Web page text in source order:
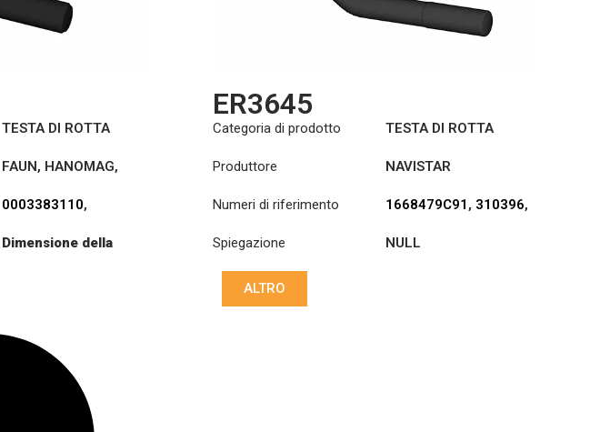
TESTA DI ROTTA
FAUN, HANOMAG,
0003383110,
8408382,
Dimensione della
40,5/45
Lunghezza: (mm):
ER3645
Categoria di prodotto TESTA DI ROTTA
Produttore NAVISTAR
Numeri di riferimento 1668479C91 , 310396,
ES3031L
Spiegazione NULL
ALTRO